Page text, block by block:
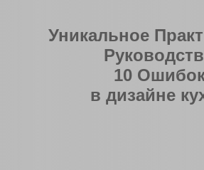
Уникальное
10
в дизайне